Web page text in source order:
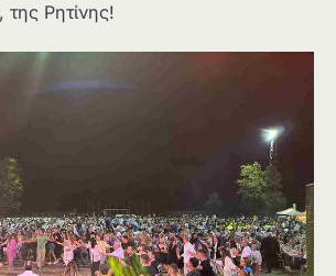
Ρητίνης!